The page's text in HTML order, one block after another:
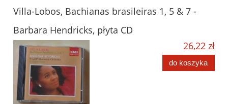
Villa-Lobos, Bachianas brasileiras 1, 5 & 7 -
Barbara Hendricks, płyta CD
26,22 zł
do koszyka